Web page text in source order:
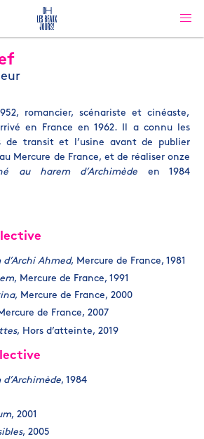
romancier, scénariste et cinéaste,
en France en 1962. Il a connu les
de transit et l’usine avant de publier
Mercure de France, et de réaliser onze
au harem d’Archimède en 1984
Ahmed, Mercure de France, 1981
, Mercure de France, 1991
, Mercure de France, 2000
de France, 2007
, Hors d’atteinte, 2019
, 1984
, 2001
, 2005